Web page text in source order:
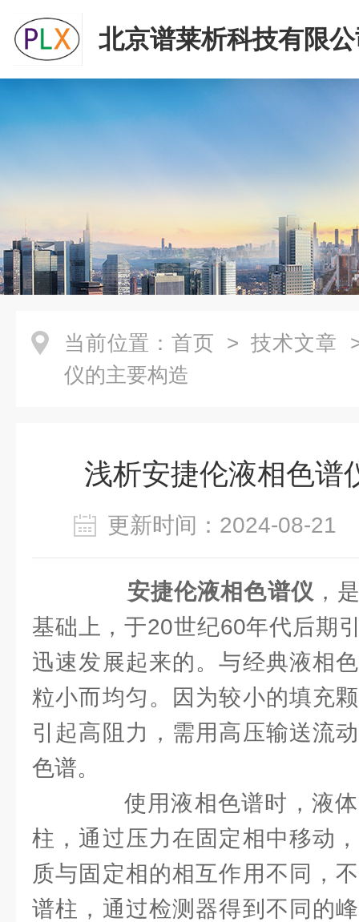
北京谱莱析科技有限
当前位置： 首页 > 技术文章
仪的主要构造
浅析安捷伦液相色谱
更新时间：2024-08-
安捷伦液相色谱仪 ，
基础上，于20世纪60年代后期
迅速发展起来的。与经典液相
粒小而均匀。因为较小的填充
引起高阻力，需用高压输送流
色谱。
使用液相色谱时，液体
柱，通过压力在固定相中移动
质与固定相的相互作用不同，
谱柱，通过检测器得到不同的